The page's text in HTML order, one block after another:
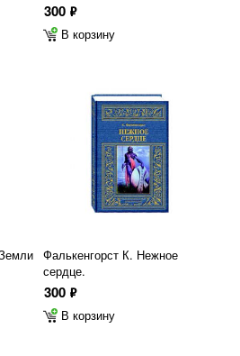
300 ф
В корзину
Фалькенгорст К. Нежное
сердце.
300 ф
В корзину